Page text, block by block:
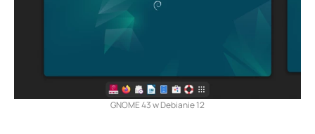
GNOME 43 w Debianie 12